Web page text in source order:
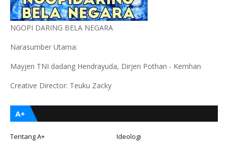
NGOPI DARING BELA NEGARA
Narasumber Utama:
Mayjen TNI dadang Hendrayuda, Dirjen Pothan - Kemhan
Creative Director: Teuku Zacky
A+
Tentang A+
Ideologi